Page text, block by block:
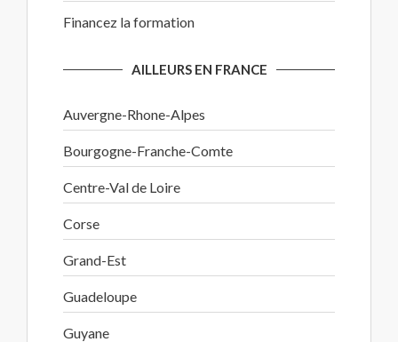
Financez la formation
AILLEURS EN FRANCE
Auvergne-Rhone-Alpes
Bourgogne-Franche-Comte
Centre-Val de Loire
Corse
Grand-Est
Guadeloupe
Guyane